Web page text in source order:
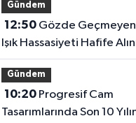
Gündem
12:50Gözde Geçmeyen Yanma ve
Işık Hassasiyeti Hafife
Gündem
10:20Progresif Cam
Tasarımlarında Son 10